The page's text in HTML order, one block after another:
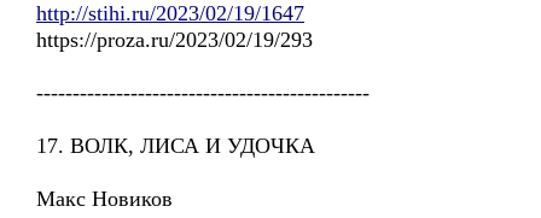
http://stihi.ru/2023/02/19/1647
https://proza.ru/2023/02/19/293
----------------------------------------------
17. ВОЛК, ЛИСА И УДОЧКА
Макс Новиков